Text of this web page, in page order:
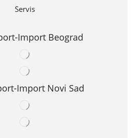
Servis
Import Beograd
Import Novi Sad